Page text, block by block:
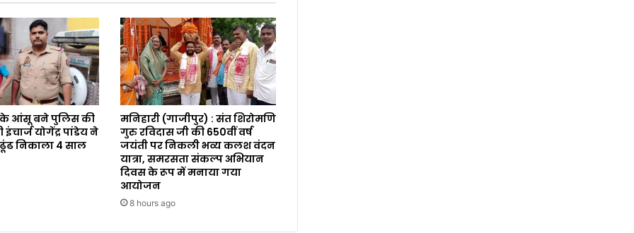
आंसू बने पुलिस की
इंचार्ज योगेंद्र पांडेय ने
निकाला 4 साल
मनिहारी (गाजीपुर) : संत शिरोमणि
गुरु रविदास जी की 650वीं वर्ष
जयंती पर निकली भव्य कलश वंदन
यात्रा, समरसता संकल्प अभियान
दिवस के रूप में मनाया गया
आयोजन
8 hours ago